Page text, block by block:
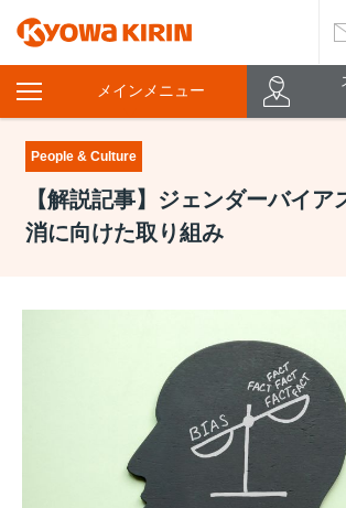
メインメニュー
を
開
く
People & Culture
【解説記事】ジェンダーバイア
消に向けた取り組み